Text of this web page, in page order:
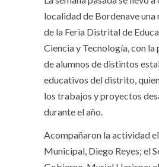
localidad de Bordenave una
de la Feria Distrital de
Ciencia y Tecnología, con
de alumnos de distintos
educativos del distrito,
los trabajos y proyectos
durante el año.
Acompañaron la actividad
Municipal, Diego Reyes; el